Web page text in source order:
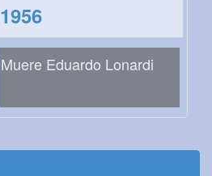
1956
Muere Eduardo Lonardi